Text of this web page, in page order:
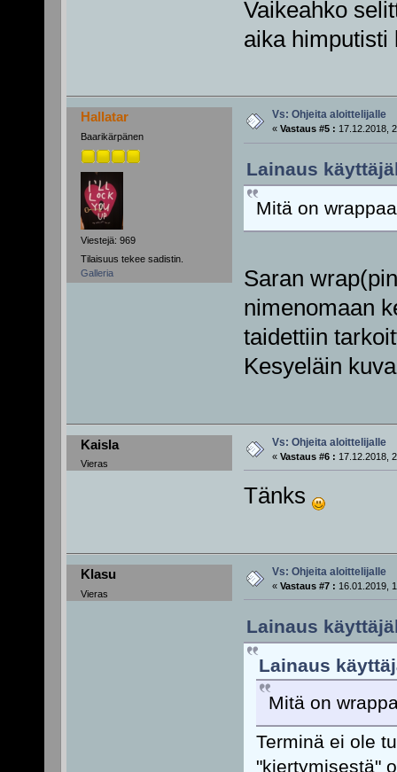
Vaikeahko
aika himputisti
Hallatar
Baarikärpänen
Viestejä: 969
Tilaisuus tekee sadistin.
Galleria
Vs: Ohjeita aloittelijalle
« Vastaus #5 : 17.12.2018,
Lainaus
Mitä on
Saran
nimenomaan
taidettiin
Kesyeläin
Kaisla
Vieras
Vs: Ohjeita aloittelijalle
« Vastaus #6 : 17.12.2018,
Tänks
Klasu
Vieras
Vs: Ohjeita aloittelijalle
« Vastaus #7 : 16.01.2019,
Lainaus
Lainaus
Mitä on
Terminä ei ole
"kiertymisestä"